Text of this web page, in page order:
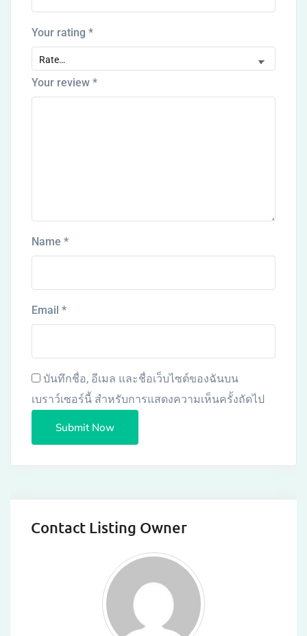
Your rating *
Your review *
Name *
Email *
บันทึกชื่อ, อีเมล และชื่อเว็บไซต์ของฉันบน
เบราว์เซอร์นี้ สำหรับการแสดงความเห็นครั้งถัดไป
Contact Listing Owner